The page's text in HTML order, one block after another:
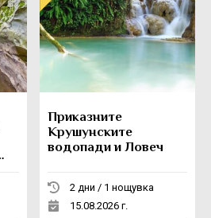
Приказните
Крушунските
водопади и Ловеч
2 дни / 1 нощувка
15.08.2026 г.